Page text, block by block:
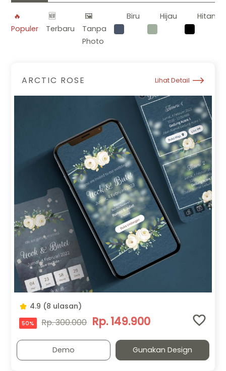
🔥
Populer
🆕
Terbaru
🖼️
Tanpa
Photo
Biru Hijau Hitam
ARCTIC ROSE Lihat Detail
4.9 (8 ulasan)
50% Rp. 300.000 Rp. 149.900
Demo Gunakan Design